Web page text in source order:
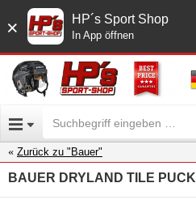
× HP´s Sport Shop
In App öffnen
Zurück zu "Bauer"
BAUER DRYLAND TILE PUCK